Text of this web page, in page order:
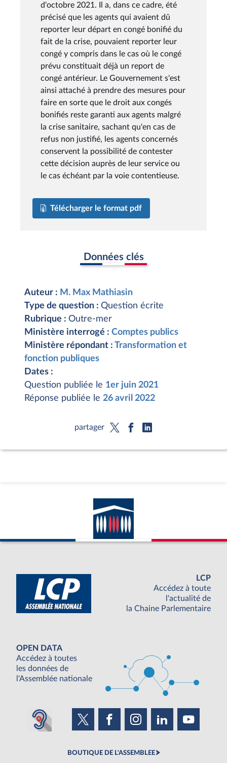
d'octobre 2021. Il a, dans ce cadre, été
précisé que les agents qui avaient dû
reporter leur départ en congé bonifié du
fait de la crise, pouvaient reporter leur
congé y compris dans le cas où le congé
prévu constituait déjà un report de
congé antérieur. Le Gouvernement s'est
ainsi attaché à prendre des mesures pour
faire en sorte que le droit aux congés
bonifiés reste garanti aux agents malgré
la crise sanitaire, sachant qu'en cas de
refus non justifié, les agents concernés
conservent la possibilité de contester
cette décision auprès de leur service ou
le cas échéant par la voie contentieuse.
Télécharger le format pdf
Données clés
Auteur : M. Max Mathiasin
Type de question : Question écrite
Rubrique : Outre-mer
Ministère interrogé : Comptes publics
Ministère répondant : Transformation et
fonction publiques
Dates :
Question publiée le 1er juin 2021
Réponse publiée le 26 avril 2022
partager
LCP
Accédez à toute
l'actualité de
la Chaine Parlementaire
OPEN DATA
Accédez à toutes
les données de
l'Assemblée nationale
BOUTIQUE DE L'ASSEMBLEE